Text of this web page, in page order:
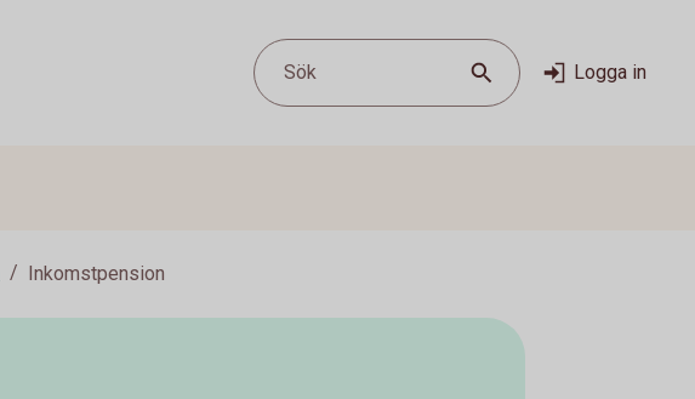
Sök Logga in
Inkomstpension